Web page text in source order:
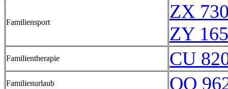
Familiensport
ZX
ZY
Familientherapie CU
Familienurlaub QQ